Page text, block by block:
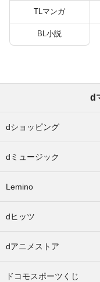
TLマンガ
BL小説
d
dショッピング
dミュージック
Lemino
dヒッツ
dアニメストア
ドコモスポーツくじ